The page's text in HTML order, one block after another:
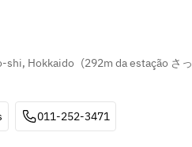
shi, Hokkaido (292m da estação さっ
011-252-3471